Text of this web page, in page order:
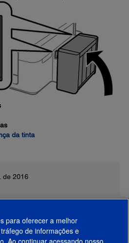
da tinta
de 2016
para oferecer a melhor
de informações e
Ao continuar acessando nosso